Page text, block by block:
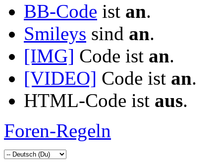
BB-Code ist an.
Smileys sind an.
[IMG] Code ist an.
[VIDEO] Code ist an.
HTML-Code ist aus.
Foren-Regeln